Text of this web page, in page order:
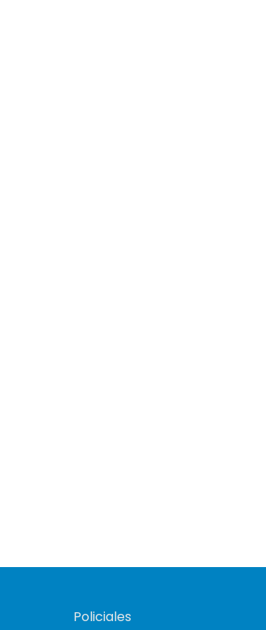
Policiales